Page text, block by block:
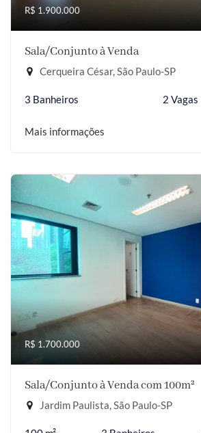
R$ 1.900.000
Sala/Conjunto à Venda
Cerqueira César, São Paulo-SP
3 Banheiros 2 Vagas
Mais informações
R$ 1.700.000
Sala/Conjunto à Venda com 100m²
Jardim Paulista, São Paulo-SP